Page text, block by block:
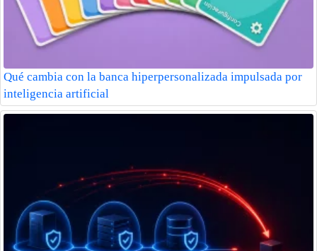
Qué cambia con la banca hiperpersonalizada impulsada por
inteligencia artificial